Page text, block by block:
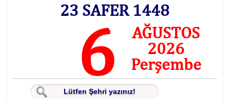
23 SAFER 1448
6
AĞUSTOS
2026
Perşembe